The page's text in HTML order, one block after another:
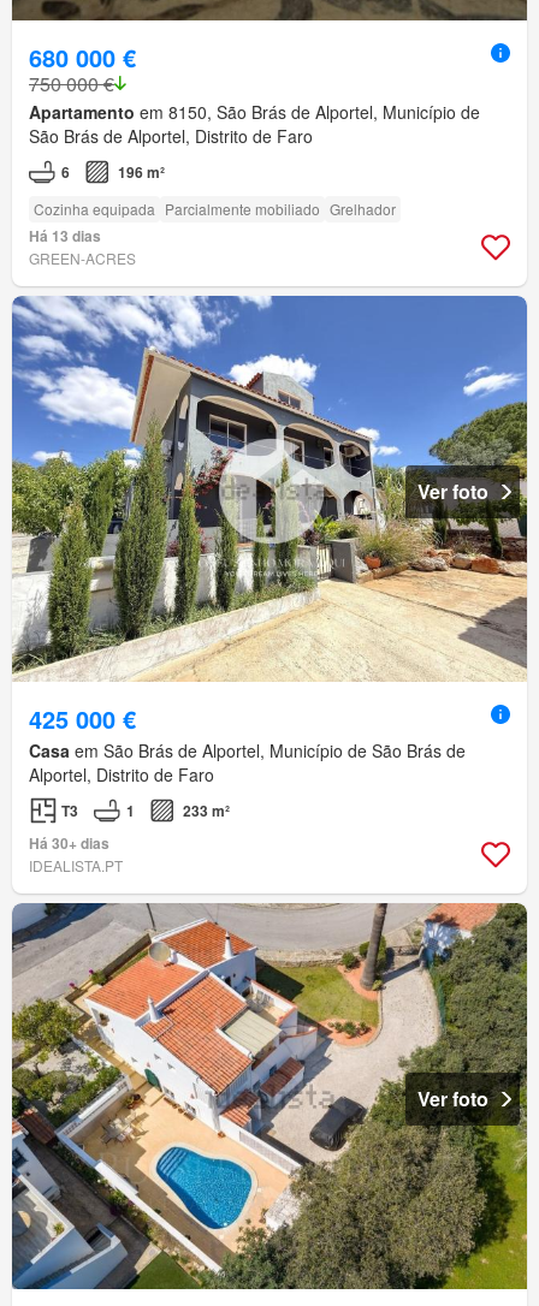
680 000 €
750 000 €
Apartamento em 8150, São Brás de Alportel, Município de
São Brás de Alportel, Distrito de Faro
6 196 m²
Cozinha equipada Parcialmente mobiliado Grelhador
Há 13 dias
GREEN-ACRES
Ver foto
425 000 €
Casa em São Brás de Alportel, Município de São Brás de
Alportel, Distrito de Faro
T3 1
233 m²
Há 30+ dias
IDEALISTA.PT
Ver foto